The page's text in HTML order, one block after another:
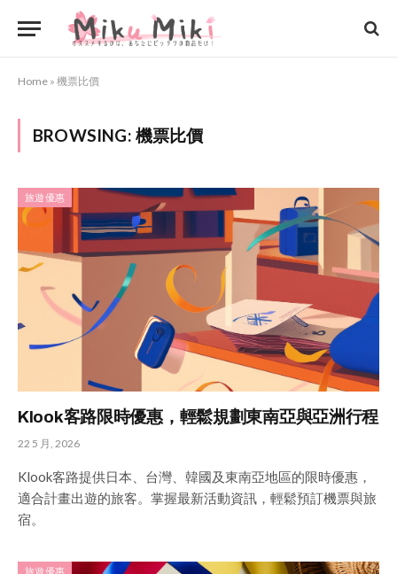
Home » 機票比價
BROWSING: 機票比價
旅遊優惠
Klook客路限時優惠，輕鬆規劃東南亞與亞洲行程
22 5 月, 2026
Klook客路提供日本、台灣、韓國及東南亞地區的限時優惠，
適合計畫出遊的旅客。掌握最新活動資訊，輕鬆預訂機票與旅
宿。
旅遊優惠